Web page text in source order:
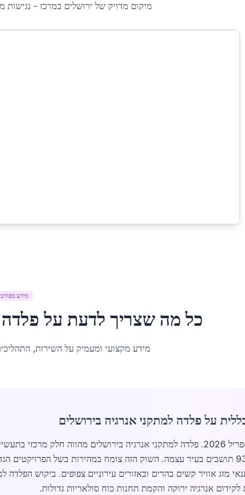
מיקום מדויק של ירושלים במרכז - נגישות
מידע מפורט
כל מה שצריך לדעת על
מידע מקצועי ומעמיק על השירות,
על פלדה למתקני אנרגיה בירושלים
מעודכן לאפריל 2026. פלדה למתקני אנרגיה בירושלים מהווה חלק
כ-936,425 תושבים בעיר עצמה. השוק הזה צומח במהירות בשל
אנרגיה ירוקה והקמת תחנות כוח סולאריות גדולות.